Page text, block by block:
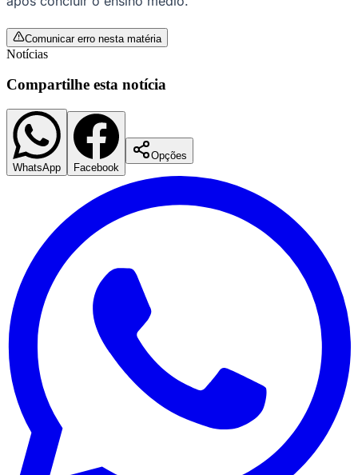
Corinthians
Comunicar erro nesta matéria
Notícias
Compartilhe esta notícia
WhatsApp Facebook
Opções